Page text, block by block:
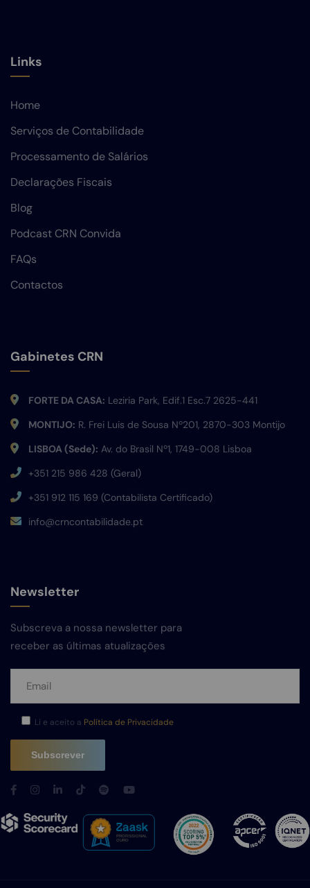
Links
Home
Serviços de Contabilidade
Processamento de Salários
Declarações Fiscais
Blog
Podcast CRN Convida
FAQs
Contactos
Gabinetes CRN
FORTE DA CASA: Leziria Park, Edif.1 Esc.7 2625-441
MONTIJO: R. Frei Luis de Sousa Nº201, 2870-303 Montijo
LISBOA (Sede): Av. do Brasil Nº1, 1749-008 Lisboa
+351 215 986 428 (Geral)
+351 912 115 169 (Contabilista Certificado)
info@crncontabilidade.pt
Newsletter
Subscreva a nossa newsletter para
receber as últimas atualizações
Li e aceito a Política de Privacidade